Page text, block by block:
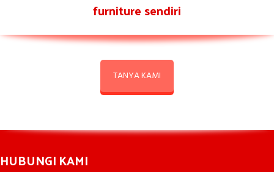
furniture sendiri
TANYA KAMI
HUBUNGI KAMI